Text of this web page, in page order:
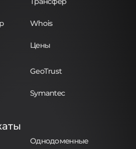
Whois
Цены
GeoTrust
Symantec
Однодоменные